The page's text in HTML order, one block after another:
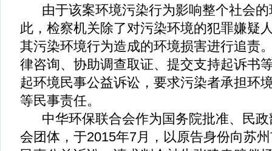
由于该案环境污染行为影响整个社会的
此，检察机关除了对污染环境的犯罪嫌疑
其污染环境行为造成的环境损害进行追责
律咨询、协助调查取证、提交支持起诉书
起环境民事公益诉讼，要求污染者承担环
等民事责任。
中华环保联合会作为国务院批准、民政
会团体，于2015年7月，以原告身份向苏